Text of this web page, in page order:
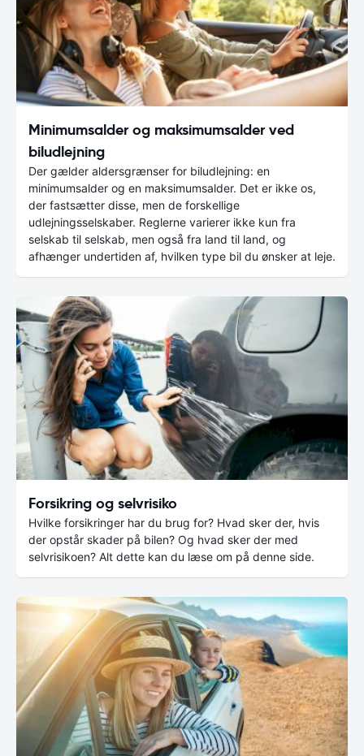
Minimumsalder og maksimumsalder ved
biludlejning
Der gælder aldersgrænser for biludlejning: en
minimumsalder og en maksimumsalder. Det er ikke os,
der fastsætter disse, men de forskellige
udlejningsselskaber. Reglerne varierer ikke kun fra
selskab til selskab, men også fra land til land, og
afhænger undertiden af, hvilken type bil du ønsker at leje.
Forsikring og selvrisiko
Hvilke forsikringer har du brug for? Hvad sker der, hvis
der opstår skader på bilen? Og hvad sker der med
selvrisikoen? Alt dette kan du læse om på denne side.